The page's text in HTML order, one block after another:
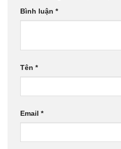
Bình luận *
Tên *
Email *